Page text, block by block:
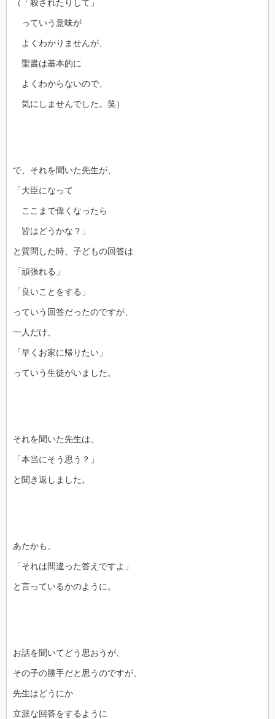
（「殺されたりして」
っていう意味が
よくわかりませんが、
聖書は基本的に
よくわからないので、
気にしませんでした。笑）
で、それを聞いた先生が、
「大臣になって
ここまで偉くなったら
皆はどうかな？」
と質問した時、子どもの回答は
「頑張れる」
「良いことをする」
っていう回答だったのですが、
一人だけ、
「早くお家に帰りたい」
っていう生徒がいました。
それを聞いた先生は、
「本当にそう思う？」
と聞き返しました。
あたかも、
「それは間違った答えですよ」
と言っているかのように。
お話を聞いてどう思おうが、
その子の勝手だと思うのですが、
先生はどうにか
立派な回答をするように